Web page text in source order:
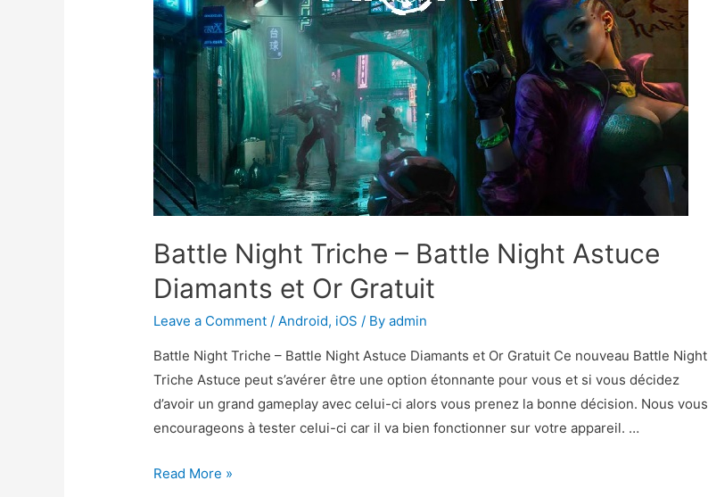
Battle Night Triche – Battle Night Astuce
Diamants et Or Gratuit
Leave a Comment / Android, iOS / Byadmin
Battle Night Triche – Battle Night Astuce Diamants et Or Gratuit Ce nouveau Battle Night
Triche Astuce peut s’avérer être une option étonnante pour vous et si vous décidez
d’avoir un grand gameplay avec celui-ci alors vous prenez la bonne décision. Nous vous
encourageons à tester celui-ci car il va bien fonctionner sur votre appareil. …
Battle
Read More »